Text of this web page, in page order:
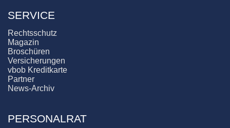
SERVICE
Rechtsschutz
Magazin
Broschüren
Versicherungen
vbob Kreditkarte
Partner
News-Archiv
PERSONALRAT